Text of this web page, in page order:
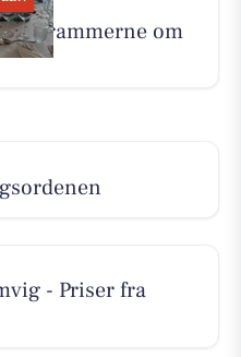
rammerne om
- Priser fra